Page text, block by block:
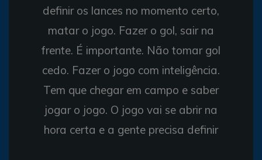
definir os lances no momento certo,
matar o jogo. Fazer o gol, sair na
frente. É importante. Não tomar gol
cedo. Fazer o jogo com inteligência.
Tem que chegar em campo e saber
jogar o jogo. O jogo vai se abrir na
hora certa e a gente precisa definir